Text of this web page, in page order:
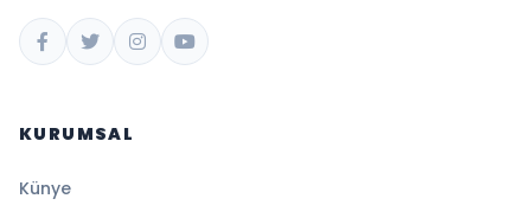
KURUMSAL
Künye